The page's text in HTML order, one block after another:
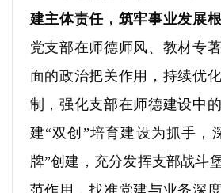
建主体责任，筑牢事业发展根
党支部在师德师风、教材专
面的政治把关作用，持续优
制，强化支部在师德建设中
建“双创”培育建设为抓手，
牌”创建，充分发挥支部战斗